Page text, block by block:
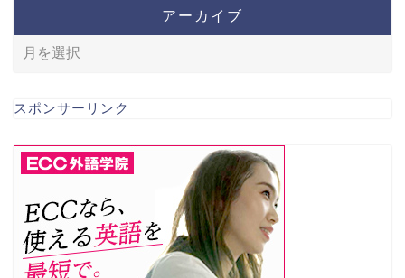
アーカイブ
スポンサーリンク